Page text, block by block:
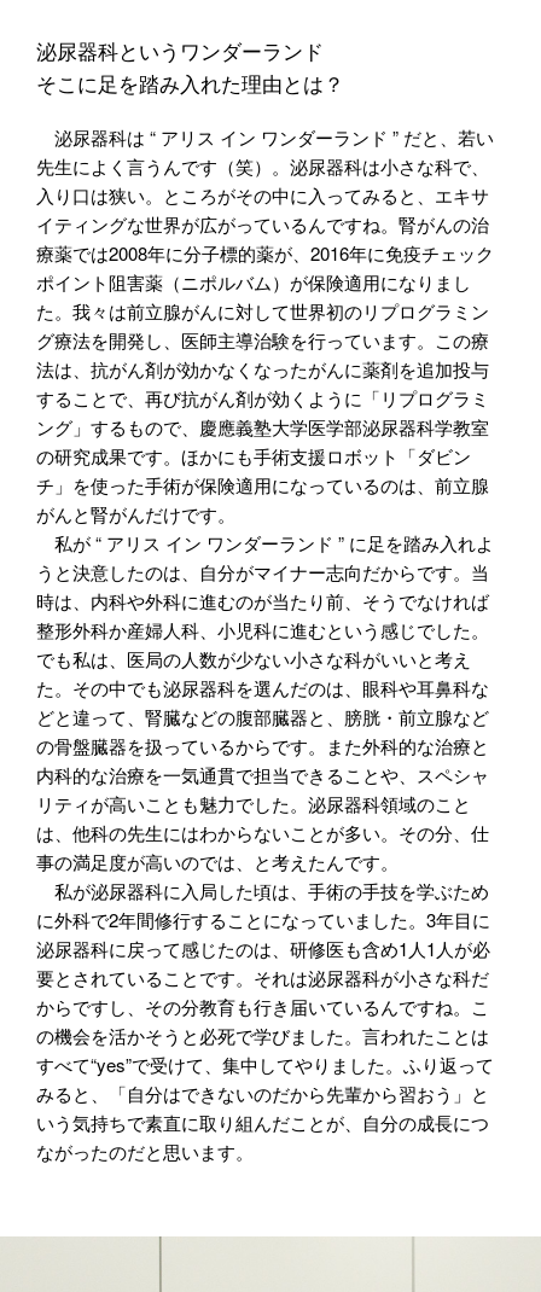
泌尿器科というワンダーランド
そこに足を踏み入れた理由とは？
泌尿器科は “ アリス イン ワンダーランド ” だと、若い
先生によく言うんです（笑）。泌尿器科は小さな科で、
入り口は狭い。ところがその中に入ってみると、エキサ
イティングな世界が広がっているんですね。腎がんの治
療薬では2008年に分子標的薬が、2016年に免疫チェック
ポイント阻害薬（ニポルバム）が保険適用になりまし
た。我々は前立腺がんに対して世界初のリプログラミン
グ療法を開発し、医師主導治験を行っています。この療
法は、抗がん剤が効かなくなったがんに薬剤を追加投与
することで、再び抗がん剤が効くように「リプログラミ
ング」するもので、慶應義塾大学医学部泌尿器科学教室
の研究成果です。ほかにも手術支援ロボット「ダビン
チ」を使った手術が保険適用になっているのは、前立腺
がんと腎がんだけです。
私が “ アリス イン ワンダーランド ” に足を踏み入れよ
うと決意したのは、自分がマイナー志向だからです。当
時は、内科や外科に進むのが当たり前、そうでなければ
整形外科か産婦人科、小児科に進むという感じでした。
でも私は、医局の人数が少ない小さな科がいいと考え
た。その中でも泌尿器科を選んだのは、眼科や耳鼻科な
どと違って、腎臓などの腹部臓器と、膀胱・前立腺など
の骨盤臓器を扱っているからです。また外科的な治療と
内科的な治療を一気通貫で担当できることや、スペシャ
リティが高いことも魅力でした。泌尿器科領域のこと
は、他科の先生にはわからないことが多い。その分、仕
事の満足度が高いのでは、と考えたんです。
私が泌尿器科に入局した頃は、手術の手技を学ぶため
に外科で2年間修行することになっていました。3年目に
泌尿器科に戻って感じたのは、研修医も含め1人1人が必
要とされていることです。それは泌尿器科が小さな科だ
からですし、その分教育も行き届いているんですね。こ
の機会を活かそうと必死で学びました。言われたことは
すべて“yes”で受けて、集中してやりました。ふり返って
みると、「自分はできないのだから先輩から習おう」と
いう気持ちで素直に取り組んだことが、自分の成長につ
ながったのだと思います。